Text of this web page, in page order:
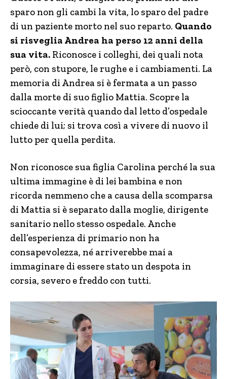
sparo non gli cambi la vita, lo sparo del padre
di un paziente morto nel suo reparto. Quando
si risveglia Andrea ha perso 12 anni della
sua vita. Riconosce i colleghi, dei quali nota
però, con stupore, le rughe e i cambiamenti. La
memoria di Andrea si è fermata a un passo
dalla morte di suo figlio Mattia. Scopre la
scioccante verità quando dal letto d’ospedale
chiede di lui; si trova così a vivere di nuovo il
lutto per quella perdita.
Non riconosce sua figlia Carolina perché la sua
ultima immagine è di lei bambina e non
ricorda nemmeno che a causa della scomparsa
di Mattia si è separato dalla moglie, dirigente
sanitario nello stesso ospedale. Anche
dell’esperienza di primario non ha
consapevolezza, né arriverebbe mai a
immaginare di essere stato un despota in
corsia, severo e freddo con tutti.